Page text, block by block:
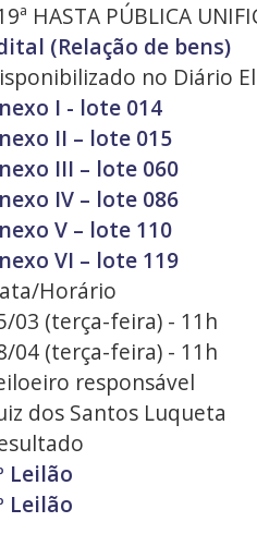
HASTA PÚBLICA
(Relação de bens)
no Diário
I - lote 014
II – lote 015
III – lote 060
IV – lote 086
V – lote 110
VI – lote 119
Horário
03 (terça-feira) - 11h
04 (terça-feira) - 11h
responsável
dos Santos Luqueta
Leilão
Leilão